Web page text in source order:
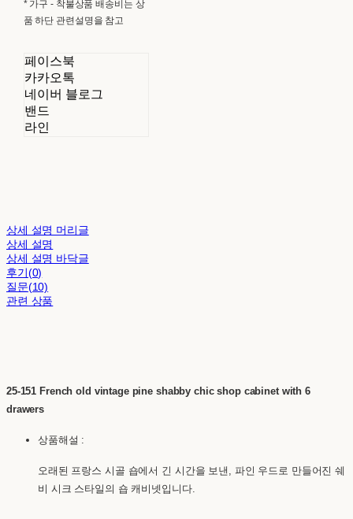
* 가구 - 착불상품 배송비는 상
품 하단 관련설명을 참고
페이스북
카카오톡
네이버 블로그
밴드
라인
상세 설명 머리글
상세 설명
상세 설명 바닥글
후기(0)
질문(10)
관련 상품
25-151 French old vintage pine shabby chic shop cabinet with 6
drawers
상품해설 :
오래된 프랑스 시골 숍에서 긴 시간을 보낸, 파인 우드로 만들어진 쉐
비 시크 스타일의 숍 캐비넷입니다.